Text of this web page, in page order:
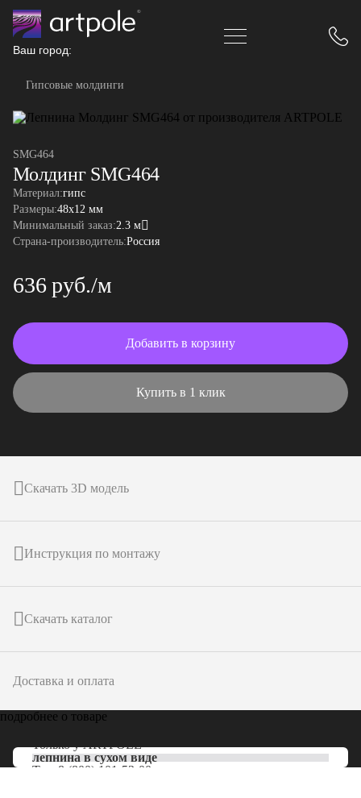
Ваш город:
Гипсовые молдинги
SMG464
Молдинг SMG464
Материал:гипс
Размеры:48x12 мм
Минимальный заказ:2.3 м
Страна-производитель:Россия
636 руб./м
Добавить в корзину
Купить в 1 клик
Скачать 3D модель
Инструкция по монтажу
Скачать каталог
Доставка и оплата
подробнее о товаре
Только уARTPOLE
лепнина в сухом виде
Тел: 8 (800) 101-53-00